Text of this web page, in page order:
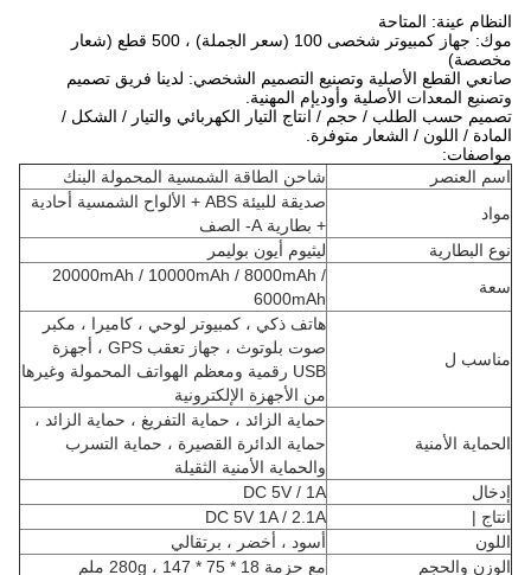
النظام عينة: المتاحة
موك: جهاز كمبيوتر شخصى 100 (سعر الجملة) ، 500 قطع (شعار
مخصصة)
صانعي القطع الأصلية وتصنيع التصميم الشخصي: لدينا فريق تصميم
وتصنيع المعدات الأصلية وأوديإم المهنية.
تصميم حسب الطلب / حجم / انتاج التيار الكهربائي والتيار / الشكل /
المادة / اللون / الشعار متوفرة.
مواصفات:
اسم العنصر
شاحن الطاقة الشمسية المحمولة البنك
مواد
صديقة للبيئة ABS + الألواح الشمسية أحادية
+ بطارية A- الصف
نوع البطارية
ليثيوم أيون بوليمر
سعة
20000mAh / 10000mAh / 8000mAh /
6000mAh
مناسب ل
هاتف ذكي ، كمبيوتر لوحي ، كاميرا ، مكبر
صوت بلوتوث ، جهاز تعقب GPS ، أجهزة
USB رقمية ومعظم الهواتف المحمولة وغيرها
من الأجهزة الإلكترونية
الحماية الأمنية
حماية الزائد ، حماية التفريغ ، حماية الزائد ،
حماية الدائرة القصيرة ، حماية التسرب
والحماية الأمنية الثقيلة
إدخال
DC 5V / 1A
انتاج |
DC 5V 1A / 2.1A
اللون
أسود ، أخضر ، برتقالي
الوزن والحجم
مع حزمة 280g ، 147 * 75 * 18 ملم